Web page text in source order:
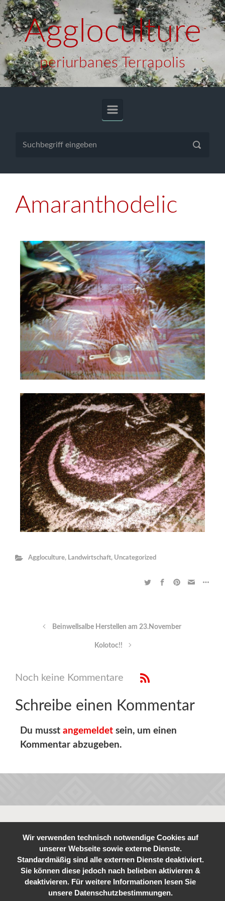
Zum Hauptinhalt springen
Aggloculture
periurbanes Terrapolis
Amaranthodelic
Aggloculture, Landwirtschaft, Uncategorized
Beinwellsalbe Herstellen am 23.November
Kolotoc!!
Noch keine Kommentare
Schreibe einen Kommentar
Du musst angemeldet sein, um einen
Kommentar abzugeben.
Wir verwenden technisch notwendige Cookies auf
unserer Webseite sowie externe Dienste.
Standardmäßig sind alle externen Dienste deaktiviert.
Sie können diese jedoch nach belieben aktivieren &
deaktivieren. Für weitere Informationen lesen Sie
unsere Datenschutzbestimmungen.